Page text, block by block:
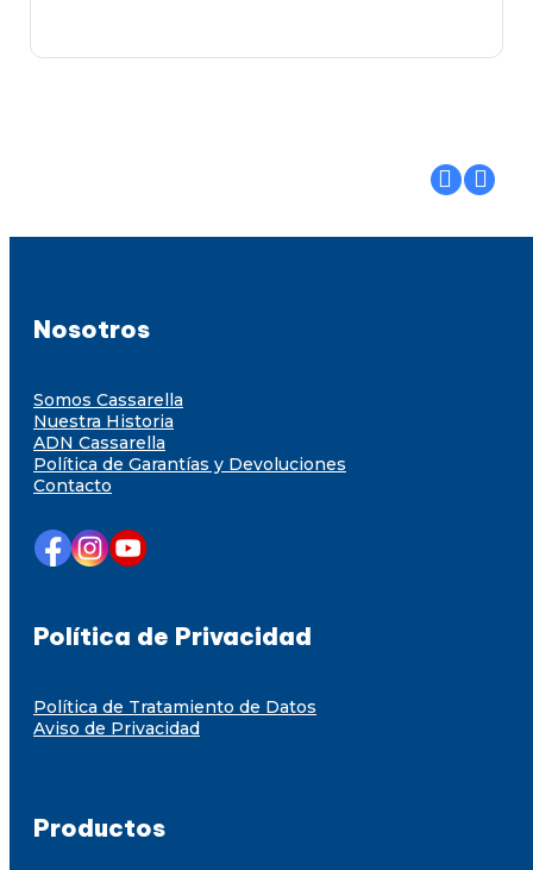
Nosotros
Somos Cassarella
Nuestra Historia
ADN Cassarella
Política de Garantías y Devoluciones
Contacto
Política de Privacidad
Política de Tratamiento de Datos
Aviso de Privacidad
Productos